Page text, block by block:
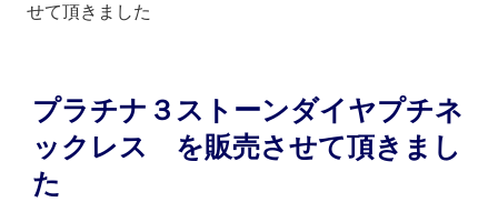
せて頂きました
プラチナ３ストーンダイヤプチネ
ックレス を販売させて頂きまし
た